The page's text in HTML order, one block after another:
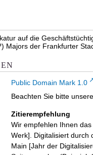
auf die
Majors der Frankfurter
Public Domain Mark 1.0
Beachten Sie bitte unsere
Zitierempfehlung
Wir empfehlen Ihnen
Werk]. Digitalisiert durch
Main [Jahr der